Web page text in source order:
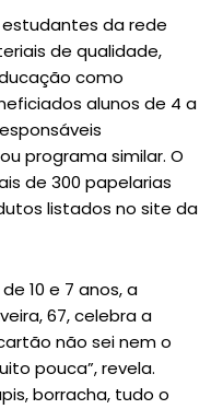
da rede
de qualidade,
como
alunos de 4 a
programa similar. O
de 300 papelarias
listados no site da
10 e 7 anos, a
67, celebra a
não sei nem o
pouca”, revela.
borracha, tudo o